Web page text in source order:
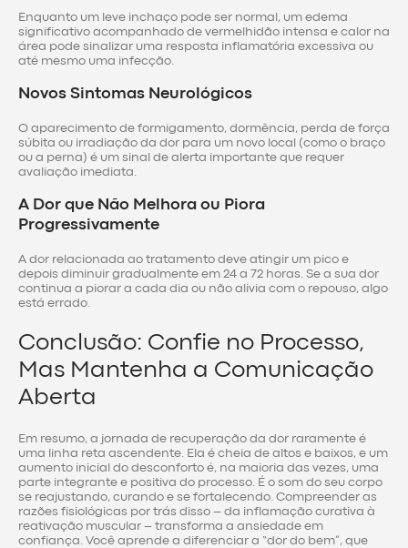
Enquanto um leve inchaço pode ser normal, um edema
significativo acompanhado de vermelhidão intensa e calor na
área pode sinalizar uma resposta inflamatória excessiva ou
até mesmo uma infecção.
Novos Sintomas Neurológicos
O aparecimento de formigamento, dormência, perda de força
súbita ou irradiação da dor para um novo local (como o braço
ou a perna) é um sinal de alerta importante que requer
avaliação imediata.
A Dor que Não Melhora ou Piora
Progressivamente
A dor relacionada ao tratamento deve atingir um pico e
depois diminuir gradualmente em 24 a 72 horas. Se a sua dor
continua a piorar a cada dia ou não alivia com o repouso, algo
está errado.
Conclusão: Confie no Processo,
Mas Mantenha a Comunicação
Aberta
Em resumo, a jornada de recuperação da dor raramente é
uma linha reta ascendente. Ela é cheia de altos e baixos, e um
aumento inicial do desconforto é, na maioria das vezes, uma
parte integrante e positiva do processo. É o som do seu corpo
se reajustando, curando e se fortalecendo. Compreender as
razões fisiológicas por trás disso – da inflamação curativa à
reativação muscular – transforma a ansiedade em
confiança. Você aprende a diferenciar a “dor do bem”, que